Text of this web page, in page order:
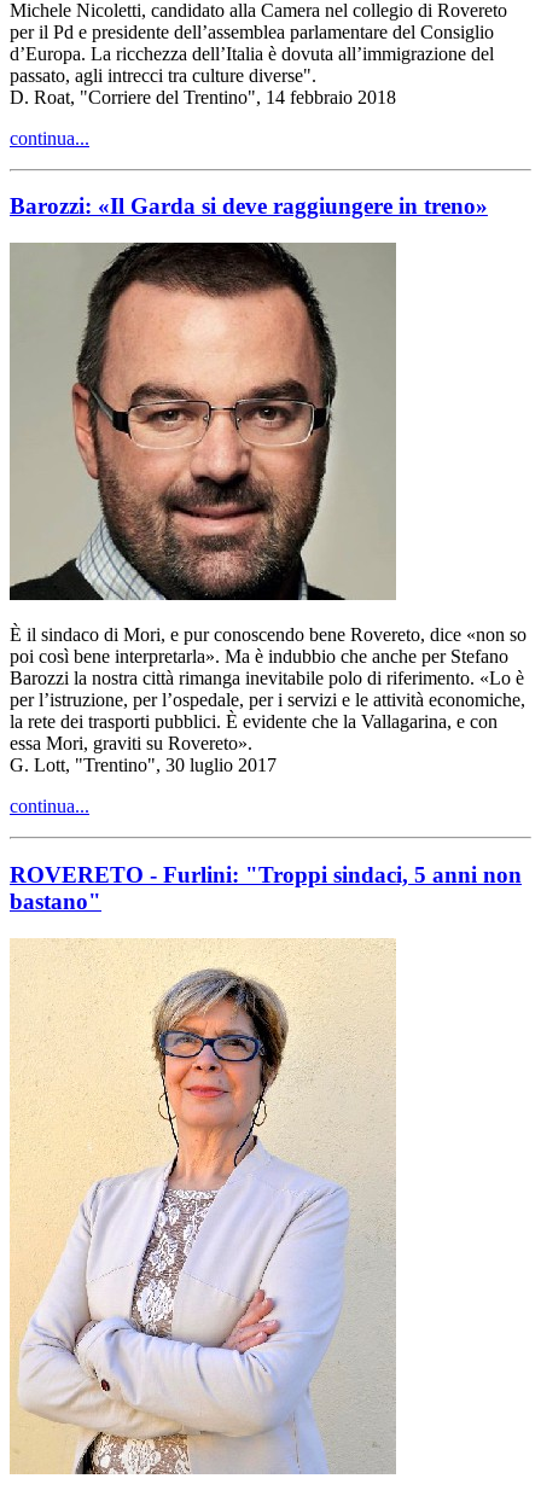
Michele Nicoletti, candidato alla Camera nel collegio di Rovereto
per il Pd e presidente dell’assemblea parlamentare del Consiglio
d’Europa. La ricchezza dell’Italia è dovuta all’immigrazione del
passato, agli intrecci tra culture diverse".
D. Roat, "Corriere del Trentino", 14 febbraio 2018
continua...
Barozzi: «Il Garda si deve raggiungere in treno»
È il sindaco di Mori, e pur conoscendo bene Rovereto, dice «non so
poi così bene interpretarla». Ma è indubbio che anche per Stefano
Barozzi la nostra città rimanga inevitabile polo di riferimento. «Lo è
per l’istruzione, per l’ospedale, per i servizi e le attività economiche,
la rete dei trasporti pubblici. È evidente che la Vallagarina, e con
essa Mori, graviti su Rovereto».
G. Lott, "Trentino", 30 luglio 2017
continua...
ROVERETO - Furlini: "Troppi sindaci, 5 anni non
bastano"